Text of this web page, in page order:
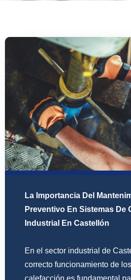
La Importancia Del
Preventivo En Sistemas De
Industrial En Castellón
En el sector industrial de
correcto funcionamiento de
calefacción es fundamental